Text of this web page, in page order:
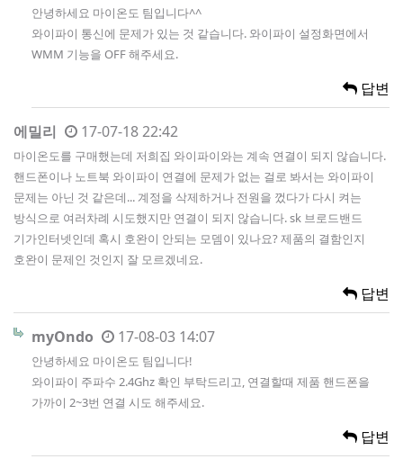
안녕하세요 마이온도 팀입니다^^
와이파이 통신에 문제가 있는 것 같습니다. 와이파이 설정화면에서
WMM 기능을 OFF 해주세요.
답변
에밀리 17-07-18 22:42
마이온도를 구매했는데 저희집 와이파이와는 계속 연결이 되지 않습니다.
핸드폰이나 노트북 와이파이 연결에 문제가 없는 걸로 봐서는 와이파이
문제는 아닌 것 같은데... 계정을 삭제하거나 전원을 껐다가 다시 켜는
방식으로 여러차례 시도했지만 연결이 되지 않습니다. sk 브로드밴드
기가인터넷인데 혹시 호완이 안되는 모뎀이 있나요? 제품의 결함인지
호완이 문제인 것인지 잘 모르겠네요.
답변
myOndo 17-08-03 14:07
안녕하세요 마이온도 팀입니다!
와이파이 주파수 2.4Ghz 확인 부탁드리고, 연결할때 제품 핸드폰을
가까이 2~3번 연결 시도 해주세요.
답변